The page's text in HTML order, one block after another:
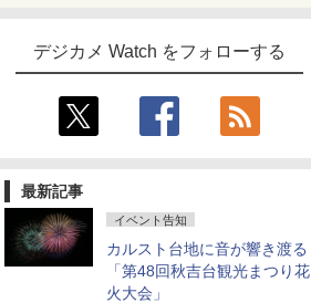
デジカメ Watch をフォローする
最新記事
イベント告知
カルスト台地に音が響き渡る
「第48回秋吉台観光まつり花
火大会」